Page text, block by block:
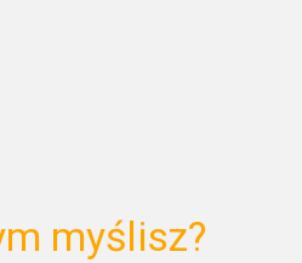
myślisz?